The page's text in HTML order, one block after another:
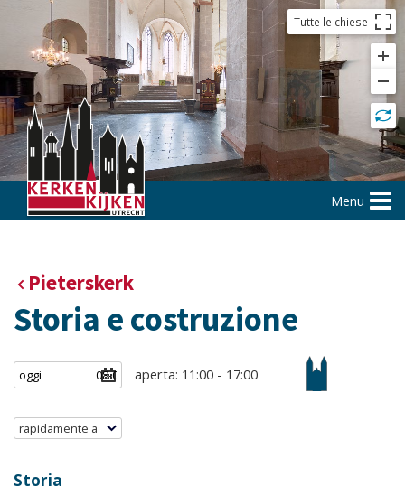
Tutte le chiese
Menu
Pieterskerk
Storia e costruzione
aperta: 11:00 - 17:00
rapidamente a
Storia